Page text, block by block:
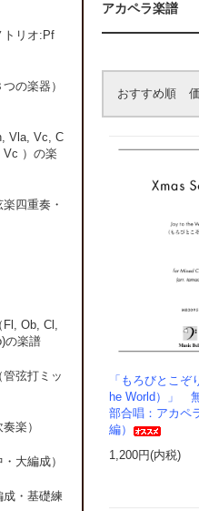
アカペラ楽譜
おすすめ順
「もろびとこぞ
he World）」
部合唱：アカペ
編）
1,200円(内税)
トリオ:Pf
の楽器）
Vla, Vc, C
Vc ）の楽
四重奏・
Fl, Ob, Cl,
の楽譜
弦打ミッ
楽）
大編成）
成・基礎練